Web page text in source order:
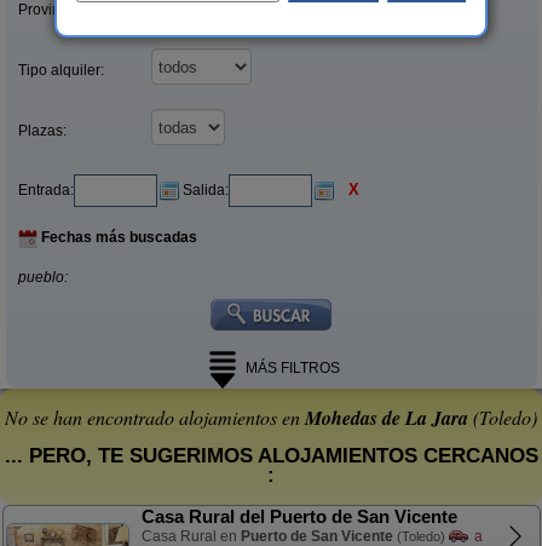
Provincias/Islas:
Tipo alquiler:
Plazas:
Entrada: Salida: X
Fechas más buscadas
pueblo:
MÁS FILTROS
No se han encontrado alojamientos enMohedas de La Jara (Toledo)
... PERO, TE SUGERIMOS ALOJAMIENTOS CERCANOS
:
Casa Rural del Puerto de San Vicente
Casa Rural en Puerto de San Vicente (Toledo)
a